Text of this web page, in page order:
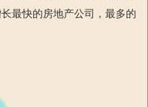
最快的房地产公司，最多的